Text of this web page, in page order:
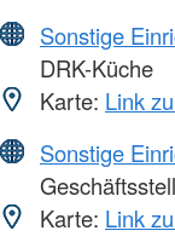
Sonstige
DRK-Küche
Karte: Link
Sonstige
Karte: Link